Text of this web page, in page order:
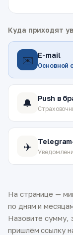
Куда приходят
✉️ E-mail
Основной
🔔 Push в
✈️
На странице —
по дням и
Назовите сумму,
пришлём ссылку